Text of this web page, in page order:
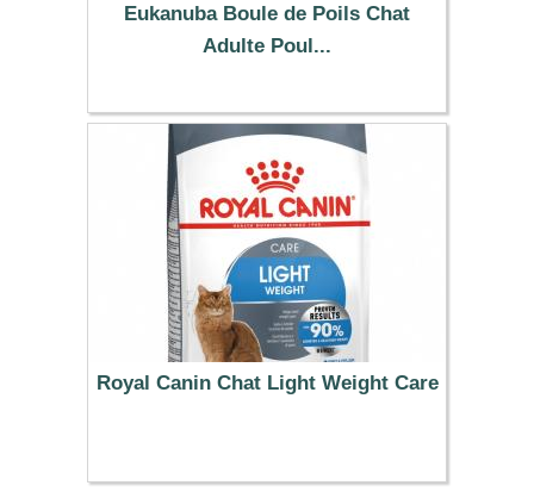
Eukanuba Boule de Poils Chat
Adulte Poul...
29.99 €
Royal Canin Chat Light Weight Care
19.99 €